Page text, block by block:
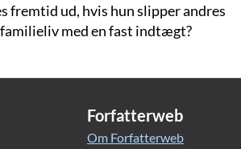
fremtid ud, hvis hun slipper andres
med en fast indtægt?
Forfatterweb
Om Forfatterweb